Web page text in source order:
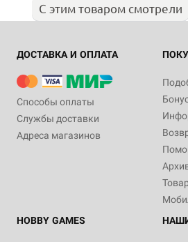
С этим товаром смотрели
ДОСТАВКА И ОПЛАТА
Способы оплаты
Службы доставки
Адреса магазинов
HOBBY GAMES